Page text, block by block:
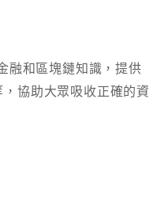
融和區塊鏈知識，提供
協助大眾吸收正確的資